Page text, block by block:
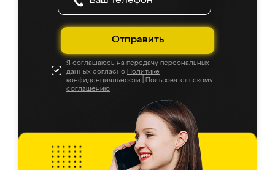
Отправить
Я соглашаюсь на передачу персональных
данных согласно Политике
конфиденциальности
Пользовательскому
соглашению